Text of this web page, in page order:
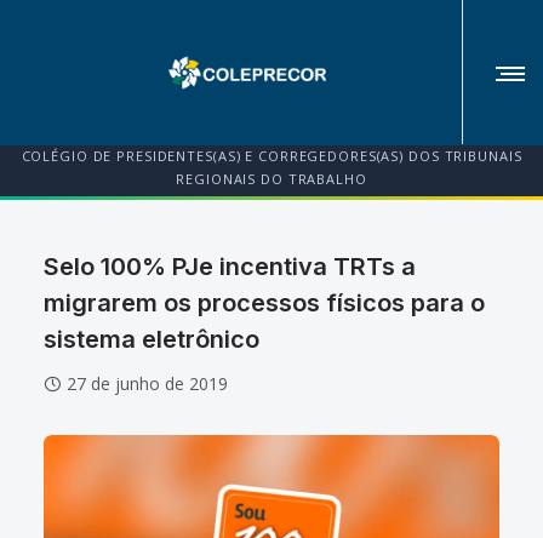
COLÉGIO DE PRESIDENTES(AS) E CORREGEDORES(AS) DOS TRIBUNAIS
REGIONAIS DO TRABALHO
Selo 100% PJe incentiva TRTs a
migrarem os processos físicos para o
sistema eletrônico
27 de junho de 2019